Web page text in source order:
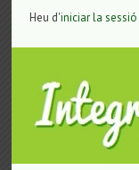
Heu d'iniciar la sessió